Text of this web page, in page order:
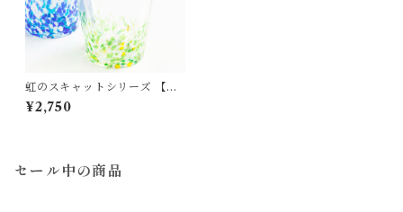
虹のスキャットシリーズ 【グ
リーン】わかくさタンブラー
ガラス 松ヶ岡ガラス
¥2,750
セール中の商品